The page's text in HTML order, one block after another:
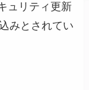
ュリティ更新
みとされてい